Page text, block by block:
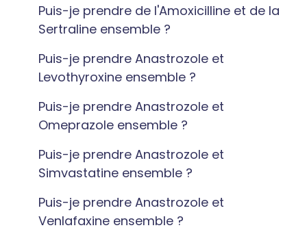
Puis-je prendre de l'Amoxicilline et de la
Sertraline ensemble ?
Puis-je prendre Anastrozole et
Levothyroxine ensemble ?
Puis-je prendre Anastrozole et
Omeprazole ensemble ?
Puis-je prendre Anastrozole et
Simvastatine ensemble ?
Puis-je prendre Anastrozole et
Venlafaxine ensemble ?